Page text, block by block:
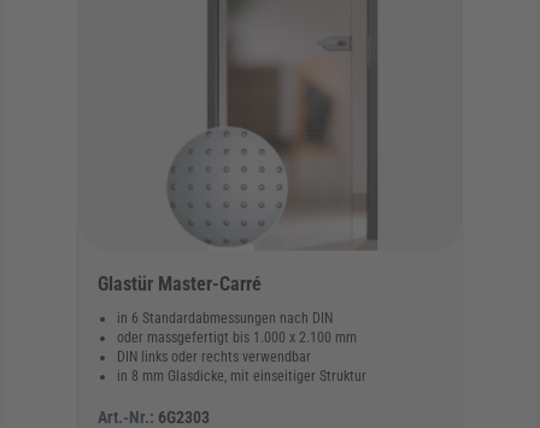
Glastür Master-Carré
in 6 Standardabmessungen nach DIN
oder massgefertigt bis 1.000 x 2.100 mm
DIN links oder rechts verwendbar
in 8 mm Glasdicke, mit einseitiger Struktur
Art.-Nr.: 6G2303